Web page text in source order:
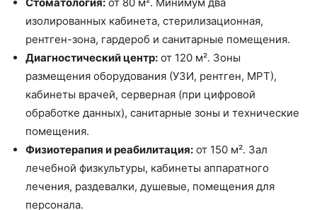
изолированных кабинета, стерилизационная,
рентген-зона, гардероб и санитарные помещения.
Диагностический центр: от 120 м². Зоны
размещения оборудования (УЗИ, рентген, МРТ),
кабинеты врачей, серверная (при цифровой
обработке данных), санитарные зоны и технические
помещения.
Физиотерапия и реабилитация: от 150 м². Зал
лечебной физкультуры, кабинеты аппаратного
лечения, раздевалки, душевые, помещения для
персонала.